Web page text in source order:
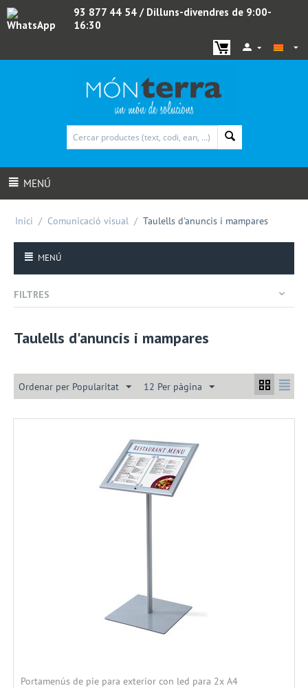
WhatsApp
93 877 44 54 / Dilluns-divendres de 9:00-
16:30
MENÚ
Inici / Comunicació visual / Taulells d'anuncis i mampares
MENÚ
FILTRES
Taulells d'anuncis i mampares
Ordenar per Popularitat 12 Per pàgina
Portamenús de pie para exterior con led para 2x A4